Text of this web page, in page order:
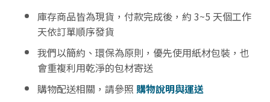
庫存商品皆為現貨，付款完成後，約 3~5 天個工作
天依訂單順序發貨
我們以簡約、環保為原則，優先使用紙材包裝，也
會重複利用乾淨的包材寄送
購物配送相關，請參照 購物說明與運送